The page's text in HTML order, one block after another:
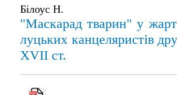
Білоус Н.
"Маскарад тварин" у
луцьких канцеляристів
XVII ст.